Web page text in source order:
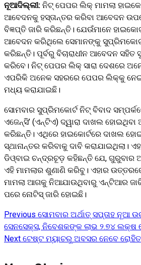
ନୂଆଦିଲ୍ଲୀ: ନିଟ୍‌ ପେପର ଲିକ୍‌ ମାମଲା
ଆବେଦନକୁ ହସ୍ତାନ୍ତର କରିବା ଆବେଦନ
ବିଜ୍ଞପ୍ତି ଜାରି କରିଛନ୍ତି। ଯେଉଁମାନେ
ଆବେଦନ କରିଥିଲେ ସେମାନଙ୍କୁ
କରିଛନ୍ତି। ପୂର୍ବରୁ ବିଚାରାଧୀନ ଆବେଦନ
କରିବେ। ନିଟ୍‌ ପେପର ଲିକ୍‌ ସାରା ଦେଶରେ
ଏପରିକି ଅନେକ ସହରରେ ପେପର ଲିକ୍‌କୁ
ମଧ୍ୟ କରାଯାଇଛି।
ସୋମବାର ସୁପ୍ରିମକୋର୍ଟ ନିଟ୍‌ ବିବାଦ
ଏଜେନ୍ସି’ (ଏନ୍‌ଟିଏ) ଦ୍ୱାରା ଦାଖଲ
କରିଛନ୍ତି। ଏଥିରେ ହାଇକୋର୍ଟରେ ଦାଖଲ
ସ୍ଥାନାନ୍ତର କରିବାକୁ ଦାବି କରାଯାଇଥିଲା।
ଡିଓ୍ବାଇ ଚନ୍ଦ୍ରଚୂଡ଼ କହିଛନ୍ତି ଯେ, ଗୁରୁବାର
ଏହି ମାମଲାର ଶୁଣାଣି କରିବୁ। ଏହାର
ମାମଲା ଆଗକୁ ନିଆଯାଉଥିବାରୁ ଏନ୍‌ଟିଆର
ପରେ ନୋଟିସ୍‌ ଜାରି ହୋଇଛି।
Continue
Reading
Previous ସୋମବାର ଅର୍ଥାତ୍ ସପ୍ତାହ ନୂଆ
ସେନସେକ୍ସ, ନିବେଶକଙ୍କ ଲାଭ ୨.୭୪ ଲକ୍ଷ
Next ଟେଷ୍ଟ ମ୍ୟାଚରୁ ଅବସର ନେବେ ରୋହିତ